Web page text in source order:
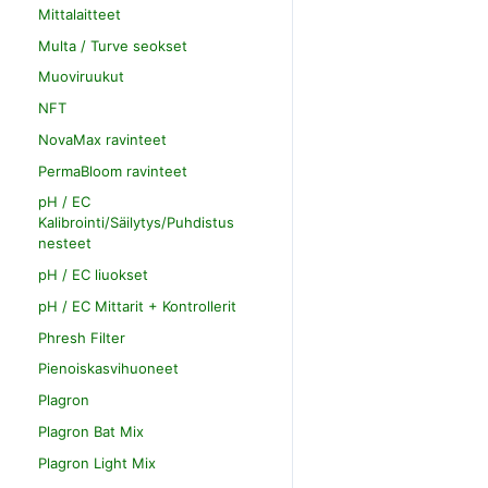
Mittalaitteet
Multa / Turve seokset
Muoviruukut
NFT
NovaMax ravinteet
PermaBloom ravinteet
pH / EC
Kalibrointi/Säilytys/Puhdistus
nesteet
pH / EC liuokset
pH / EC Mittarit + Kontrollerit
Phresh Filter
Pienoiskasvihuoneet
Plagron
Plagron Bat Mix
Plagron Light Mix